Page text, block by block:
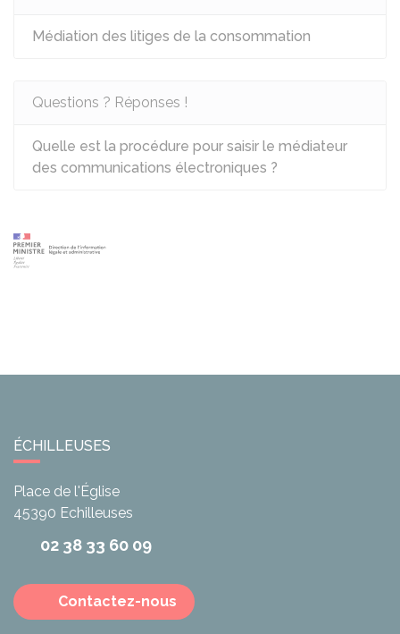
Médiation des litiges de la consommation
Questions ? Réponses !
Quelle est la procédure pour saisir le médiateur
des communications électroniques ?
ÉCHILLEUSES
Place de l'Église
45390 Echilleuses
02 38 33 60 09
Contactez-nous